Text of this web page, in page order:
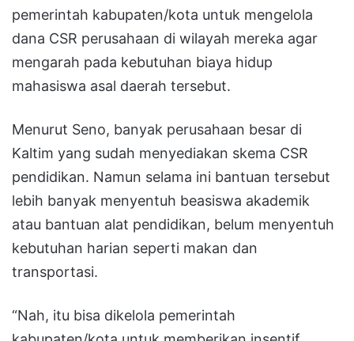
pemerintah kabupaten/kota untuk mengelola
dana CSR perusahaan di wilayah mereka agar
mengarah pada kebutuhan biaya hidup
mahasiswa asal daerah tersebut.
Menurut Seno, banyak perusahaan besar di
Kaltim yang sudah menyediakan skema CSR
pendidikan. Namun selama ini bantuan tersebut
lebih banyak menyentuh beasiswa akademik
atau bantuan alat pendidikan, belum menyentuh
kebutuhan harian seperti makan dan
transportasi.
“Nah, itu bisa dikelola pemerintah